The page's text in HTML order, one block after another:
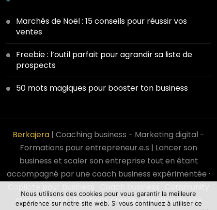
Marchés de Noël : 15 conseils pour réussir vos
ventes
Freebie : l’outil parfait pour agrandir sa liste de
prospects
50 mots magiques pour booster ton business
Berkajera | Coaching business - Marketing digital -
Formations pour entrepreneur.e.s | Lancer son
business et scaler son entreprise tout en étant
accompagné par une coach business expérimentée ·
management · Relations presse · Création de site
Nous utilisons des cookies pour vous garantir la meilleure
expérience sur notre site web. Si vous continuez à utiliser ce